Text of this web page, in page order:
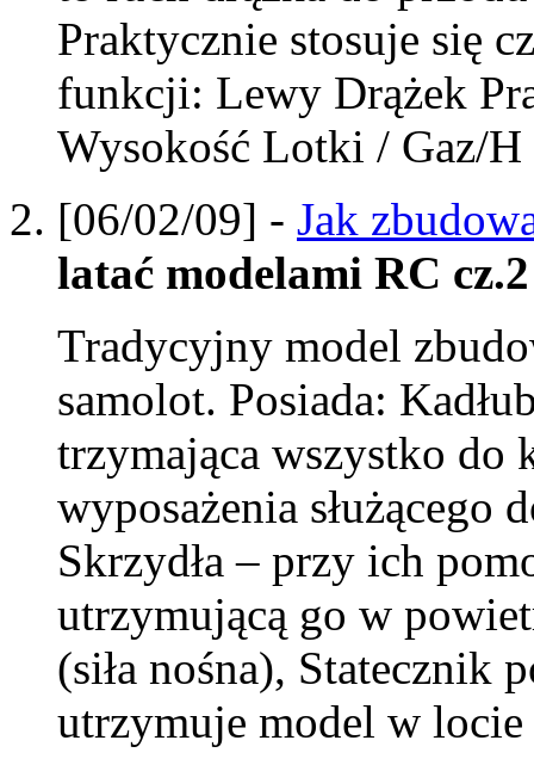
Praktycznie stosuje się
funkcji: Lewy Drążek
Wysokość Lotki / Gaz/
[06/02/09] - Jak
latać modelami RC cz.2
Tradycyjny model
samolot. Posiada:
trzymająca wszystko do
wyposażenia służącego
Skrzydła – przy ich
utrzymującą go w
(siła nośna), Statecznik
utrzymuje model w